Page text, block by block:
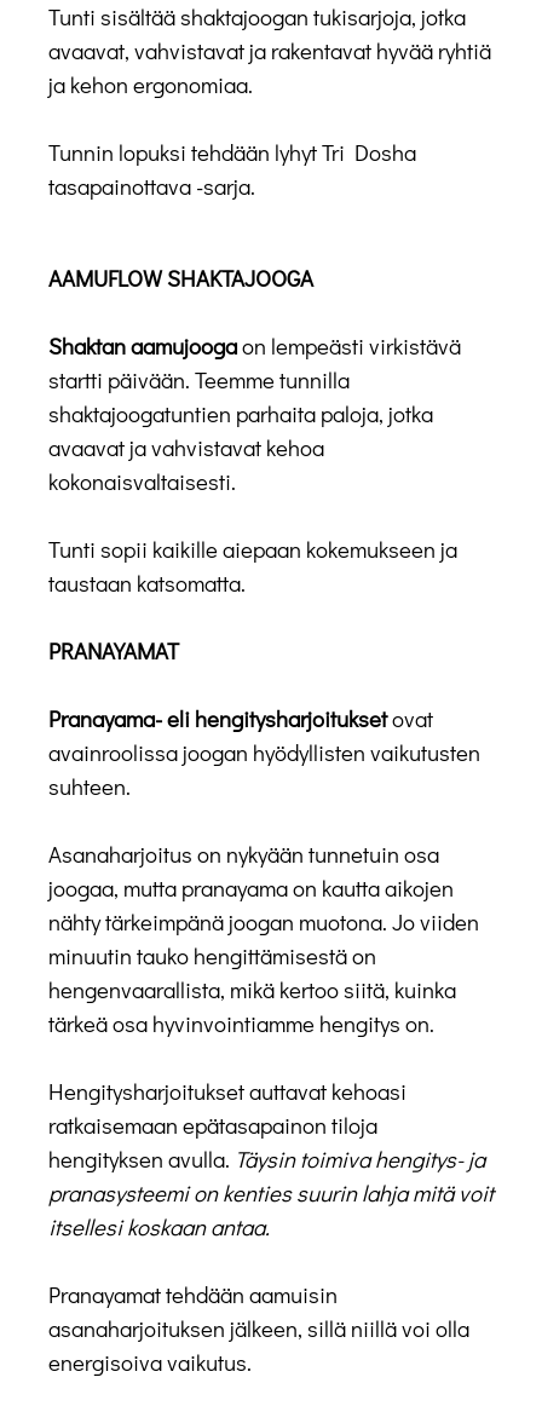
Tunti sisältää shaktajoogan tukisarjoja, jotka
avaavat, vahvistavat ja rakentavat hyvää ryhtiä
ja kehon ergonomiaa.
Tunnin lopuksi tehdään lyhyt Tri Dosha
tasapainottava -sarja.
AAMUFLOW SHAKTAJOOGA
Shaktan aamujoogaon lempeästi virkistävä
startti päivään. Teemme tunnilla
shaktajoogatuntien parhaita paloja, jotka
avaavat ja vahvistavat kehoa
kokonaisvaltaisesti.
Tunti sopii kaikille aiepaan kokemukseen ja
taustaan katsomatta.
PRANAYAMAT
Pranayama- eli hengitysharjoituksetovat
avainroolissa joogan hyödyllisten vaikutusten
suhteen.
Asanaharjoitus on nykyään tunnetuin osa
joogaa, mutta pranayama on kautta aikojen
nähty tärkeimpänä joogan muotona. Jo viiden
minuutin tauko hengittämisestä on
hengenvaarallista, mikä kertoo siitä, kuinka
tärkeä osa hyvinvointiamme hengitys on.
Hengitysharjoitukset auttavat kehoasi
ratkaisemaan epätasapainon tiloja
hengityksen avulla. Täysin toimiva hengitys- ja
pranasysteemi on kenties suurin lahja mitä voit
itsellesi koskaan antaa.
Pranayamat tehdään aamuisin
asanaharjoituksen jälkeen, sillä niillä voi olla
energisoiva vaikutus.